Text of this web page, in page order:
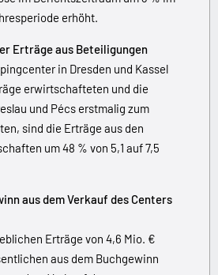
erhöht.
Erträge aus Beteiligungen
in Dresden und Kassel
erwirtschafteten und die
und Pécs erstmalig zum
sind die Erträge aus den
um 48 % von 5,1 auf 7,5
aus dem Verkauf des Centers
Erträge von 4,6 Mio. €
aus dem Buchgewinn